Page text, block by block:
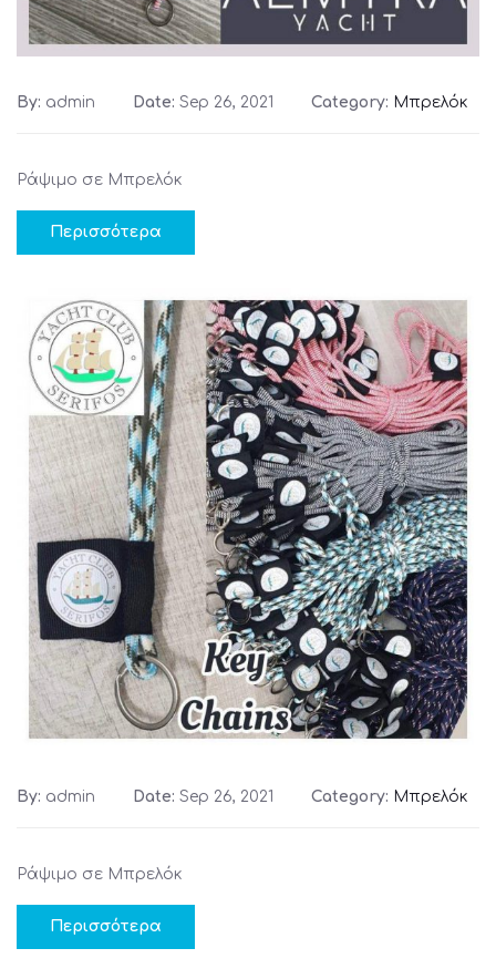
By: admin Date: Sep 26, 2021 Category: Μπρελόκ
Ράψιμο σε Μπρελόκ
Περισσότερα
By: admin Date: Sep 26, 2021 Category: Μπρελόκ
Ράψιμο σε Μπρελόκ
Περισσότερα